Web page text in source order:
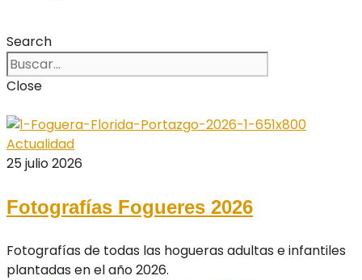
Search
Close
Actualidad
25 julio 2026
Fotografías Fogueres 2026
Fotografías de todas las hogueras adultas e infantiles
plantadas en el año 2026.